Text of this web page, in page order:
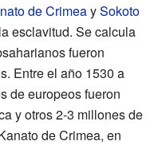
de CrimeaySokoto
esclavitud. Se calcula
fueron
Entre el año 1530 a
de europeos fueron
y otros 2-3 millones de
de Crimea, en